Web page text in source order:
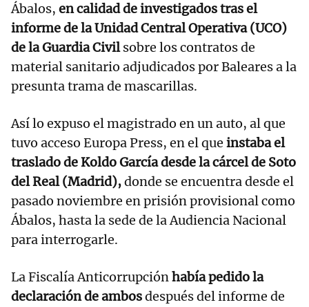
Ábalos, en calidad de investigados tras el
informe de la Unidad Central Operativa (UCO)
de la Guardia Civilsobre los contratos de
material sanitario adjudicados por Baleares a la
presunta trama de mascarillas.
Así lo expuso el magistrado en un auto, al que
tuvo acceso Europa Press, en el que instaba el
traslado de Koldo García desde la cárcel de Soto
del Real (Madrid),donde se encuentra desde el
pasado noviembre en prisión provisional como
Ábalos, hasta la sede de la Audiencia Nacional
para interrogarle.
La Fiscalía Anticorrupciónhabía pedido la
declaración de ambosdespués del informe de